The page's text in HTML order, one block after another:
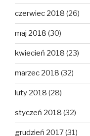
czerwiec 2018 (26)
maj 2018 (30)
kwiecień 2018 (23)
marzec 2018 (32)
luty 2018 (28)
styczeń 2018 (32)
grudzień 2017(31)